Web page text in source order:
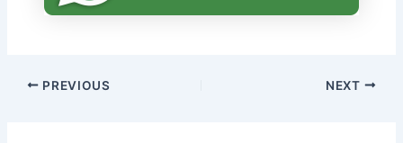
PREVIOUS NEXT